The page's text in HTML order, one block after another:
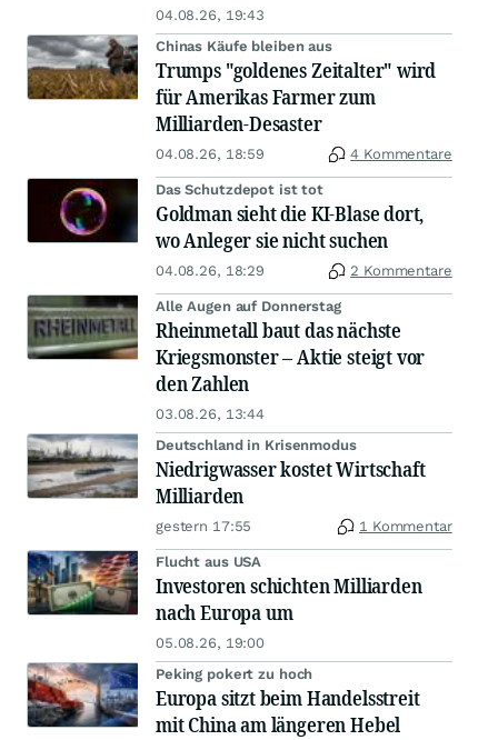
04.08.26, 19:43
Chinas Käufe bleiben aus
Trumps "goldenes Zeitalter" wird
für Amerikas Farmer zum
Milliarden-Desaster
04.08.26, 18:59 4 Kommentare
Das Schutzdepot ist tot
Goldman sieht die KI-Blase dort,
wo Anleger sie nicht suchen
04.08.26, 18:29 2 Kommentare
Alle Augen auf Donnerstag
Rheinmetall baut das nächste
Kriegsmonster – Aktie steigt vor
den Zahlen
03.08.26, 13:44
Deutschland in Krisenmodus
Niedrigwasser kostet Wirtschaft
Milliarden
gestern 17:55 1 Kommentar
Flucht aus USA
Investoren schichten Milliarden
nach Europa um
05.08.26, 19:00
Peking pokert zu hoch
Europa sitzt beim Handelsstreit
mit China am längeren Hebel